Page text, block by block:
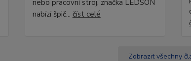
nebo pracovní stroj, značka LEDSON
nabízí špič... číst celé
Zobrazit všechny